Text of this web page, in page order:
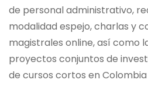
de personal administrativo,
modalidad espejo, charlas y
magistrales online, así como
proyectos conjuntos de
de cursos cortos en